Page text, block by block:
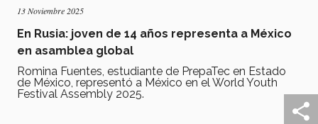
13 Noviembre 2025
En Rusia: joven de 14 años representa a México
en asamblea global
Romina Fuentes, estudiante de PrepaTec en Estado
de México, representó a México en el World Youth
Festival Assembly 2025.